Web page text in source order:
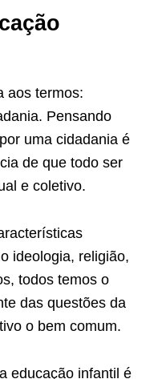
aos termos:
Pensando
uma cidadania é
de que todo ser
e coletivo.
ideologia, religião,
todos temos o
das questões da
o bem comum.
educação infantil é